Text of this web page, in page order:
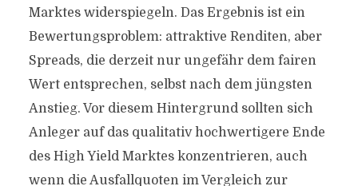
Marktes widerspiegeln. Das Ergebnis ist ein
Bewertungsproblem: attraktive Renditen, aber
Spreads, die derzeit nur ungefähr dem fairen
Wert entsprechen, selbst nach dem jüngsten
Anstieg. Vor diesem Hintergrund sollten sich
Anleger auf das qualitativ hochwertigere Ende
des High Yield Marktes konzentrieren, auch
wenn die Ausfallquoten im Vergleich zur